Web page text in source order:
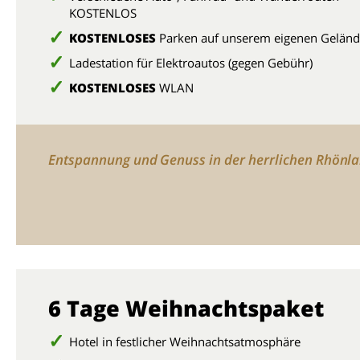
KOSTENLOS
KOSTENLOSES Parken auf unserem eigenen
Ladestation für Elektroautos (gegen Gebühr)
KOSTENLOSES WLAN
Entspannung und Genuss in der herrlichen
6 Tage Weihnachtspaket
Hotel in festlicher Weihnachtsatmosphäre